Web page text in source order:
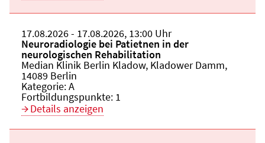
Beginn:
17.08.2026Ende und Anfangszeit:
- 17.08.2026, 13:00 Uhr
Veranstaltungstitel:
Neuroradiologie bei Patietnen in der
neurologischen Rehabilitation
Veranstaltungsort:
Median Klinik Berlin Kladow, Kladower Damm,
14089 Berlin
Kategorie:A
Fortbildungspunkte: 1
Details anzeigen